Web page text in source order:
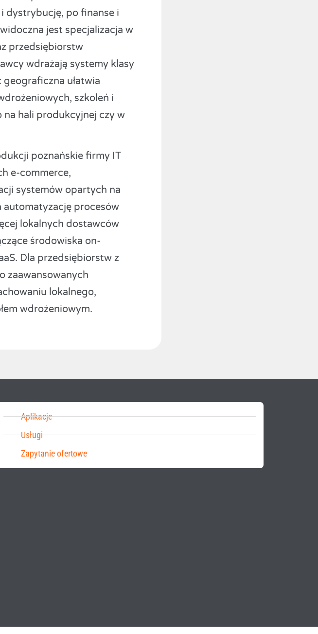
dystrybucję, po finanse i
jest specjalizacja w
przedsiębiorstw
wdrażają systemy klasy
geograficzna ułatwia
szkoleń i
hali produkcyjnej czy w
poznańskie firmy IT
e-commerce,
systemów opartych na
automatyzację procesów
lokalnych dostawców
środowiska on-
Dla przedsiębiorstw z
zaawansowanych
lokalnego,
wdrożeniowym.
Aplikacje
Usługi
Zapytanie ofertowe